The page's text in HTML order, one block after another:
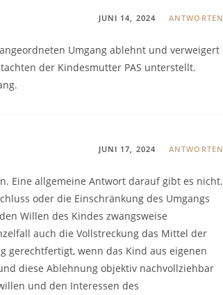
JUNI 14, 2024 ANTWORTEN
Umgang ablehnt und verweigert
der Kindesmutter PAS unterstellt.
JUNI 17, 2024 ANTWORTEN
Eine allgemeine Antwort darauf gibt es nicht.
oder die Einschränkung des Umgangs
Willen des Kindes zwangsweise
auch die Vollstreckung das Mittel der
gerechtfertigt, wenn das Kind aus eigenen
diese Ablehnung objektiv nachvollziehbar
und den Interessen des